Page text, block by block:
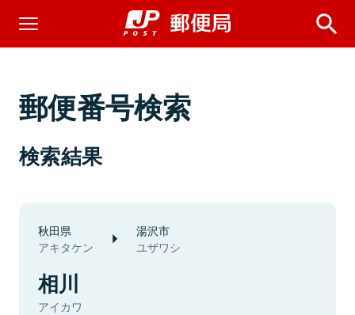
郵便番号検索
検索結果
秋田県
アキタケン
湯沢市
ユザワシ
相川
アイカワ